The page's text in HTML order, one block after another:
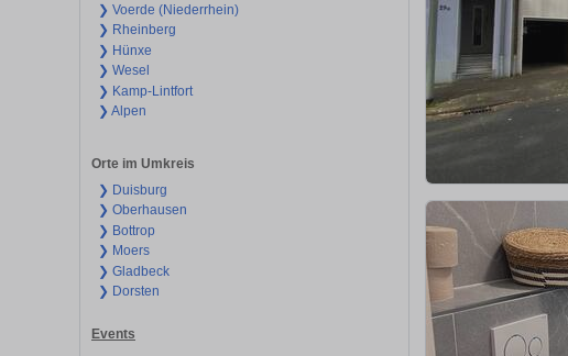
❯ Voerde (Niederrhein)
❯ Rheinberg
❯ Hünxe
❯ Wesel
❯ Kamp-Lintfort
❯ Alpen
Orte im Umkreis
❯ Duisburg
❯ Oberhausen
❯ Bottrop
❯ Moers
❯ Gladbeck
❯ Dorsten
Events